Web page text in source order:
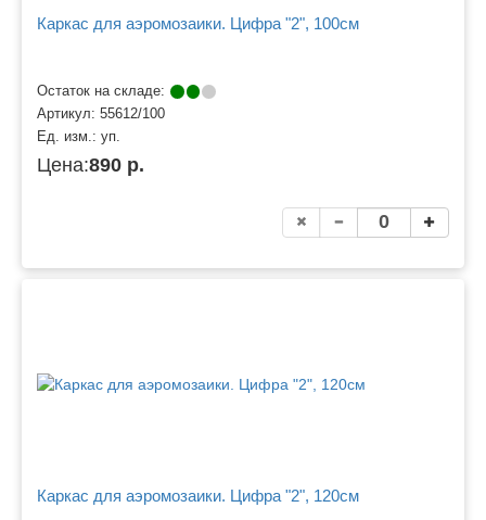
Каркас для аэромозаики. Цифра "2", 100см
Остаток на складе:
Артикул: 55612/100
Ед. изм.: уп.
Цена:890 р.
Каркас для аэромозаики. Цифра "2", 120см